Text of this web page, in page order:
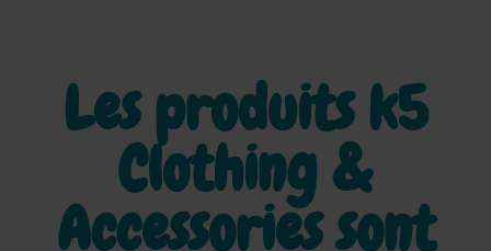
Les produits k5
Clothing &
Accessories sont